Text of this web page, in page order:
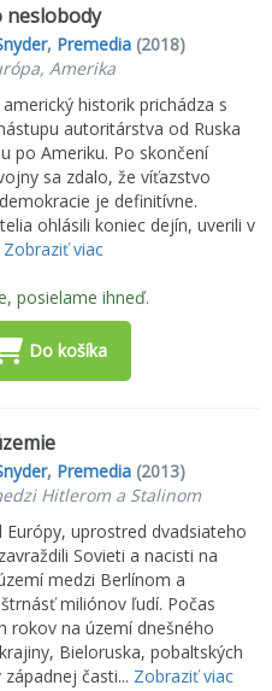
neslobody
, Premedia (2018)
Amerika
historik prichádza s
autoritárstva od Ruska
po Ameriku. Po skončení
sa zdalo, že víťazstvo
je definitívne.
ohlásili koniec dejín, uverili v
Zobraziť viac
posielame ihneď.
Do košíka
, Premedia (2013)
Hitlerom a Stalinom
Európy, uprostred dvadsiateho
Sovieti a nacisti na
medzi Berlínom a
miliónov ľudí. Počas
rokov na území dnešného
Bieloruska, pobaltských
časti... Zobraziť viac